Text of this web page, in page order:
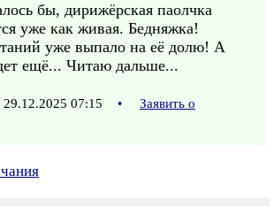
бы, дирижёрская паолчка
уже как живая. Бедняжка!
уже выпало на её долю! А
ещё... Читаю дальше...
29.12.2025 07:15 •
Заявить о